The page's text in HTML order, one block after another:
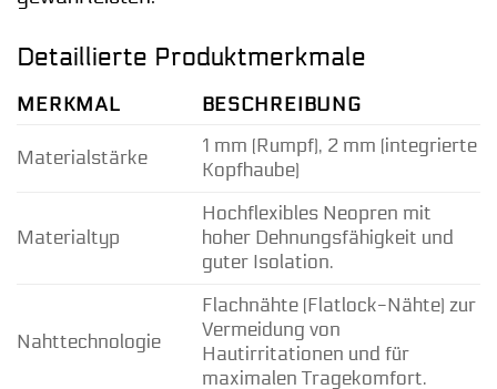
Detaillierte Produktmerkmale
MERKMAL BESCHREIBUNG
Materialstärke
1 mm (Rumpf), 2 mm (integrierte
Kopfhaube)
Materialtyp
Hochflexibles Neopren mit
hoher Dehnungsfähigkeit und
guter Isolation.
Nahttechnologie
Flachnähte (Flatlock-Nähte) zur
Vermeidung von
Hautirritationen und für
maximalen Tragekomfort.